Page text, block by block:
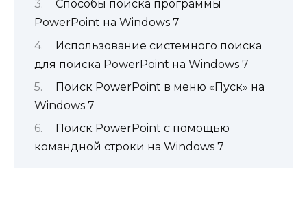
Способы поиска программы
PowerPoint на Windows 7
Использование системного поиска
для поиска PowerPoint на Windows 7
Поиск PowerPoint в меню «Пуск» на
Windows 7
Поиск PowerPoint с помощью
командной строки на Windows 7